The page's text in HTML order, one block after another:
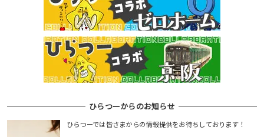
ひらつーからのお知らせ
ひらつーでは皆さまからの情報提供をお待ちしております！